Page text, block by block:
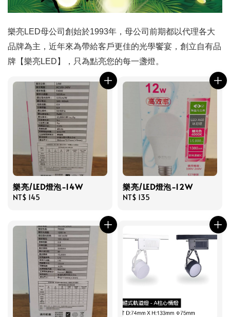
樂亮LED母公司創始於1993年，母公司前期都以代理各大
品牌為主，近年來為帶給客戶更佳的光學饗宴，創立自有品
牌【樂亮LED】，只為點亮您的每一盞燈。
樂亮/LED燈泡-14W
Regular
NT$ 145
樂亮/LED燈泡-12W
Regular
NT$ 135